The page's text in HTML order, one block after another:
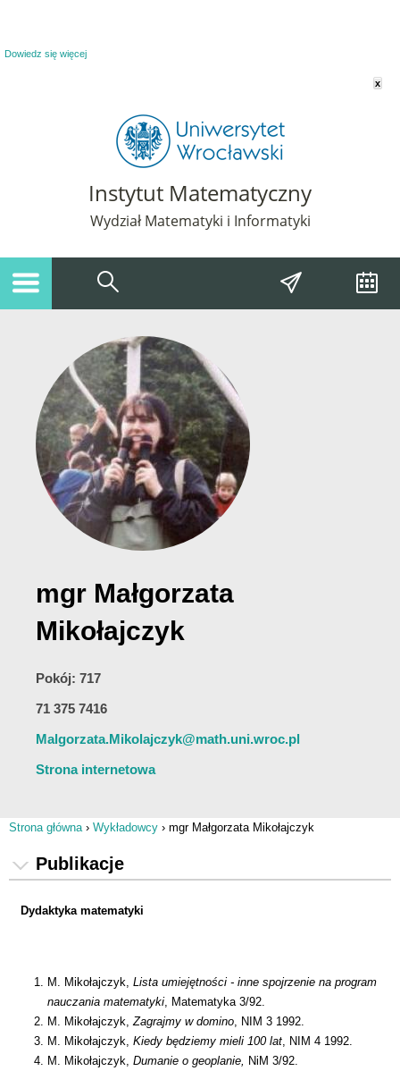
Dowiedz się więcej
x
Instytut Matematyczny
Wydział Matematyki i Informatyki
mgr Małgorzata
Mikołajczyk
Pokój: 717
71 375 7416
Malgorzata.Mikolajczyk@math.uni.wroc.pl
Strona internetowa
Strona główna› Wykładowcy › mgr Małgorzata Mikołajczyk
Publikacje
Dydaktyka matematyki
M. Mikołajczyk, Lista umiejętności - inne spojrzenie na program
nauczania matematyki, Matematyka 3/92.
M. Mikołajczyk,Zagrajmy w domino, NIM 3 1992.
M. Mikołajczyk, Kiedy będziemy mieli 100 lat, NIM 4 1992.
M. Mikołajczyk, Dumanie o geoplanie, NiM 3/92.